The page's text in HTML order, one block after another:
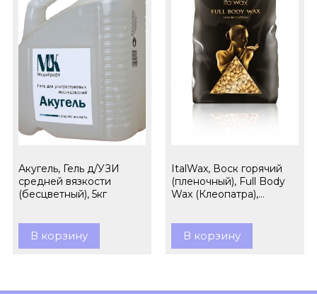
Акугель, Гель д/УЗИ
средней вязкости
(бесцветный), 5кг
В корзину
ItalWax, Воск горячий
(пленочный), Full Body
Wax (Клеопатра),
В корзину